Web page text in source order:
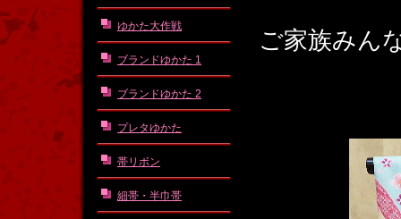
ゆかた大作戦
ブランドゆかた 1
ブランドゆかた 2
プレタゆかた
帯リボン
細帯・半巾帯
ご家族みん